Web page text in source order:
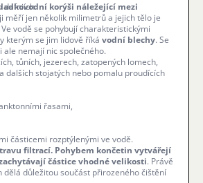
dafniích
korýši náležející mezi
měří jen několik milimetrů a jejich tělo je
vodě se pohybují charakteristickými
kterým se jim lidově říká vodní blechy. Se
nemají nic společného.
tůních, jezerech, zatopených lomech,
dalších stojatých nebo pomalu proudících
řasami,
částicemi rozptýlenými ve vodě.
filtrací. Pohybem končetin vytvářejí
částice vhodné velikosti. Právě
dělá důležitou součást přirozeného čištění